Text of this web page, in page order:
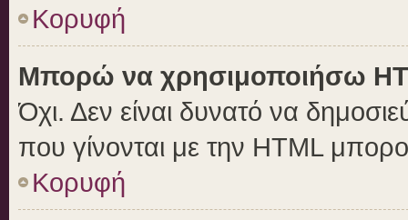
Κορυφή
Μπορώ να χρησιμοποιήσω
Όχι. Δεν είναι δυνατό να
που γίνονται με την HTML
Κορυφή